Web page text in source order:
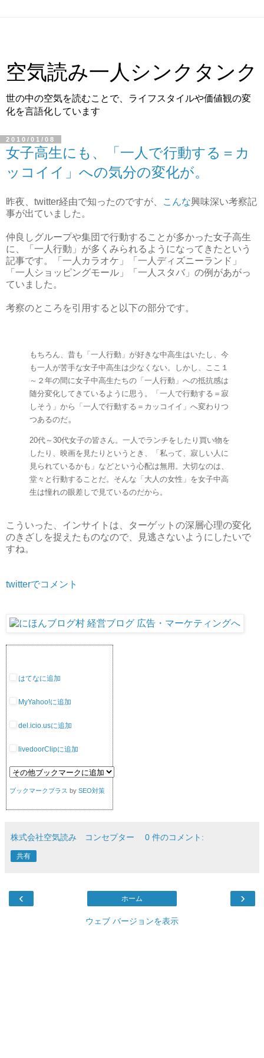
空気読み一人シンクタンク
世の中の空気を読むことで、ライフスタイルや価値観の変
化を言語化しています
2010/01/08
女子高生にも、「一人で行動する＝カ
ッコイイ」への気分の変化が。
昨夜、twitter経由で知ったのですが、 こんな興味深い考察記
事が出ていました。
仲良しグループや集団で行動することが多かった女子高生
に、「一人行動」が多くみられるようになってきたという
記事です。「一人カラオケ」「一人ディズニーランド」
「一人ショッピングモール」「一人スタバ」の例があがっ
ていました。
考察のところを引用すると以下の部分です。
もちろん、昔も「一人行動」が好きな中高生はいたし、今
も一人が苦手な女子中高生は少なくない。しかし、ここ１
～２年の間に女子中高生たちの「一人行動」への抵抗感は
随分変化してきているように思う。「一人で行動する＝寂
しそう」から「一人で行動する＝カッコイイ」へ変わりつ
つあるのだ。
20代～30代女子の皆さん。一人でランチをしたり買い物を
したり、映画を見たりというとき、「私って、寂しい人に
見られているかも」などという心配は無用。大切なのは、
堂々と行動することだ。そんな「大人の女性」を女子中高
生は憧れの眼差しで見ているのだから。
こういった、インサイトは、ターゲットの深層心理の変化
のきざしを捉えたものなので、見逃さないようにしたいで
すね。
twitterでコメント
はてなに追加
MyYahoo!に追加
del.icio.usに追加
livedoorClipに追加
ブックマークプラス by SEO対策
株式会社空気読み コンセプター 0 件のコメント:
共有
‹ ›
ホーム
ウェブ バージョンを表示